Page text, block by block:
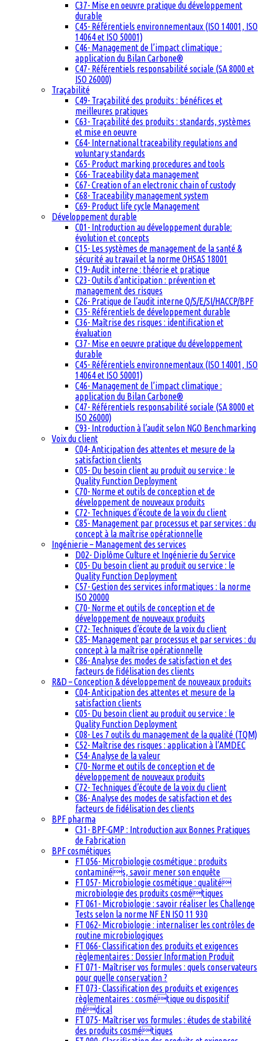
C37- Mise en oeuvre pratique du développement
durable
C45- Référentiels environnementaux (ISO 14001, ISO
14064 et ISO 50001)
C46- Management de l’impact climatique :
application du Bilan Carbone®
C47- Référentiels responsabilité sociale (SA 8000 et
ISO 26000)
Traçabilité
C49- Traçabilité des produits : bénéfices et
meilleures pratiques
C63- Traçabilité des produits : standards, systèmes
et mise en oeuvre
C64- International traceability regulations and
voluntary standards
C65- Product marking procedures and tools
C66- Traceability data management
C67- Creation of an electronic chain of custody
C68- Traceability management system
C69- Product life cycle Management
Développement durable
C01- Introduction au développement durable:
évolution et concepts
C15- Les systèmes de management de la santé &
sécurité au travail et la norme OHSAS 18001
C19- Audit interne : théorie et pratique
C23- Outils d’anticipation : prévention et
management des risques
C26- Pratique de l’audit interne Q/S/E/SI/HACCP/BPF
C35- Référentiels de développement durable
C36- Maîtrise des risques : identification et
évaluation
C37- Mise en oeuvre pratique du développement
durable
C45- Référentiels environnementaux (ISO 14001, ISO
14064 et ISO 50001)
C46- Management de l’impact climatique :
application du Bilan Carbone®
C47- Référentiels responsabilité sociale (SA 8000 et
ISO 26000)
C93- Introduction à l’audit selon NGO Benchmarking
Voix du client
C04- Anticipation des attentes et mesure de la
satisfaction clients
C05- Du besoin client au produit ou service : le
Quality Function Deployment
C70- Norme et outils de conception et de
développement de nouveaux produits
C72- Techniques d’écoute de la voix du client
C85- Management par processus et par services : du
concept à la maîtrise opérationnelle
Ingénierie – Management des services
D02- Diplôme Culture et Ingénierie du Service
C05- Du besoin client au produit ou service : le
Quality Function Deployment
C57- Gestion des services informatiques : la norme
ISO 20000
C70- Norme et outils de conception et de
développement de nouveaux produits
C72- Techniques d’écoute de la voix du client
C85- Management par processus et par services : du
concept à la maîtrise opérationnelle
C86- Analyse des modes de satisfaction et des
facteurs de fidélisation des clients
R&D – Conception & développement de nouveaux produits
C04- Anticipation des attentes et mesure de la
satisfaction clients
C05- Du besoin client au produit ou service : le
Quality Function Deployment
C08- Les 7 outils du management de la qualité (TQM)
C52- Maîtrise des risques : application à l’AMDEC
C54- Analyse de la valeur
C70- Norme et outils de conception et de
développement de nouveaux produits
C72- Techniques d’écoute de la voix du client
C86- Analyse des modes de satisfaction et des
facteurs de fidélisation des clients
BPF pharma
C31- BPF-GMP : Introduction aux Bonnes Pratiques
de Fabrication
BPF cosmétiques
FT 056- Microbiologie cosmétique : produits
contaminés, savoir mener son enquête
FT 057- Microbiologie cosmétique : qualité
microbiologie des produits cosmétiques
FT 061- Microbiologie : savoir réaliser les Challenge
Tests selon la norme NF EN ISO 11 930
FT 062- Microbiologie : internaliser les contrôles de
routine microbiologiques
FT 066- Classification des produits et exigences
règlementaires : Dossier Information Produit
FT 071- Maîtriser vos formules : quels conservateurs
pour quelle conservation ?
FT 073- Classification des produits et exigences
règlementaires : cosmétique ou dispositif
médical
FT 075- Maîtriser vos formules : études de stabilité
des produits cosmétiques